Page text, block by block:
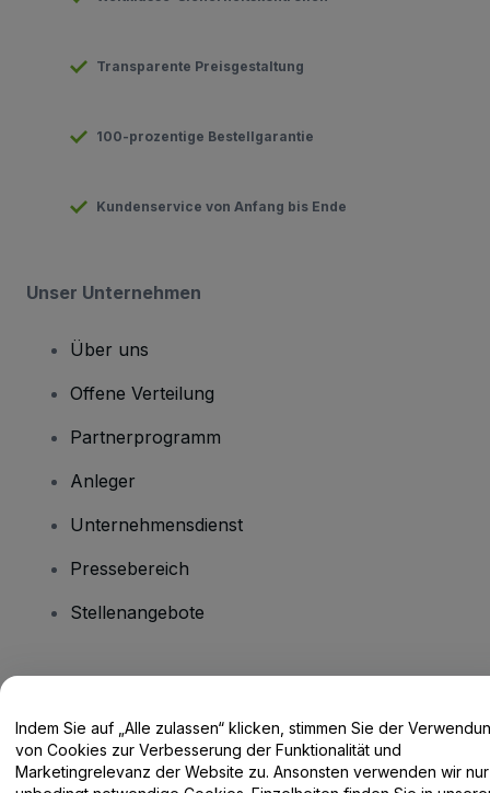
Transparente Preisgestaltung
100-prozentige Bestellgarantie
Kundenservice von Anfang bis Ende
Unser Unternehmen
Über uns
Offene Verteilung
Partnerprogramm
Anleger
Unternehmensdienst
Pressebereich
Stellenangebote
Hilfe-Center / Kontakt
Indem Sie auf „Alle zulassen“ klicken, stimmen Sie der
von Cookies zur Verbesserung der Funktionalität und
Marketingrelevanz der Website zu. Ansonsten verwenden wir nur